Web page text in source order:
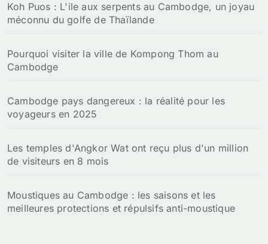
Koh Puos : L'ile aux serpents au Cambodge, un joyau
méconnu du golfe de Thaïlande
Pourquoi visiter la ville de Kompong Thom au
Cambodge
Cambodge pays dangereux : la réalité pour les
voyageurs en 2025
Les temples d'Angkor Wat ont reçu plus d'un million
de visiteurs en 8 mois
Moustiques au Cambodge : les saisons et les
meilleures protections et répulsifs anti-moustique